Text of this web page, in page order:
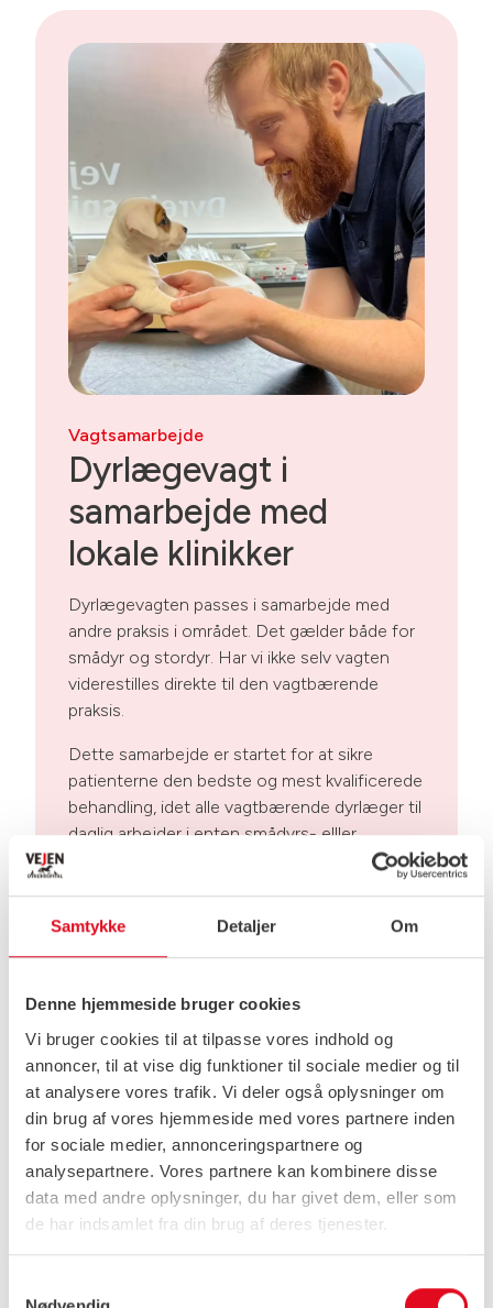
Samtykke Detaljer Om
Denne hjemmeside bruger cookies
Vi bruger cookies til at tilpasse vores indhold og
annoncer, til at vise dig funktioner til sociale medier og til
at analysere vores trafik. Vi deler også oplysninger om
din brug af vores hjemmeside med vores partnere inden
for sociale medier, annonceringspartnere og
analysepartnere. Vores partnere kan kombinere disse
data med andre oplysninger, du har givet dem, eller som
de har indsamlet fra din brug af deres tjenester.
Vagtsamarbejde
Dyrlægevagt i
samarbejde med
lokale klinikker
Dyrlægevagten passes i samarbejde med
andre praksis i området. Det gælder både for
smådyr og stordyr. Har vi ikke selv vagten
viderestilles direkte til den vagtbærende
praksis.
Dette samarbejde er startet for at sikre
patienterne den bedste og mest kvalificerede
behandling, idet alle vagtbærende dyrlæger til
daglig arbejder i enten smådyrs- elller
Hvornår er det akut – og hvad
kan vente?
Det kan være svært at vurdere, om dit dyrs
tilstand kræver øjeblikkelig hjælp, eller om det kan
vente til klinikken åbner igen. Her er en vejledning
til, hvad du bør handle på med det samme – og
hvad der trygt kan vente til mandag?
Søg akut hjælp med det samme
ved: